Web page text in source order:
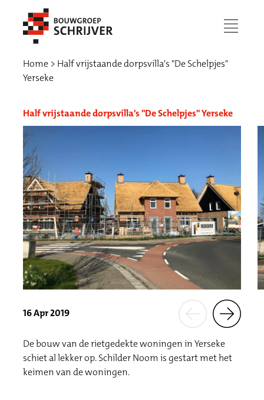
menu
Werken bij
Home
Half vrijstaande dorpsvilla's "De Schelpjes"
Yerseke
Half vrijstaande dorpsvilla's "De Schelpjes" Yerseke
16 Apr 2019
De bouw van de rietgedekte woningen in Yerseke
schiet al lekker op. Schilder Noom is gestart met het
keimen van de woningen.